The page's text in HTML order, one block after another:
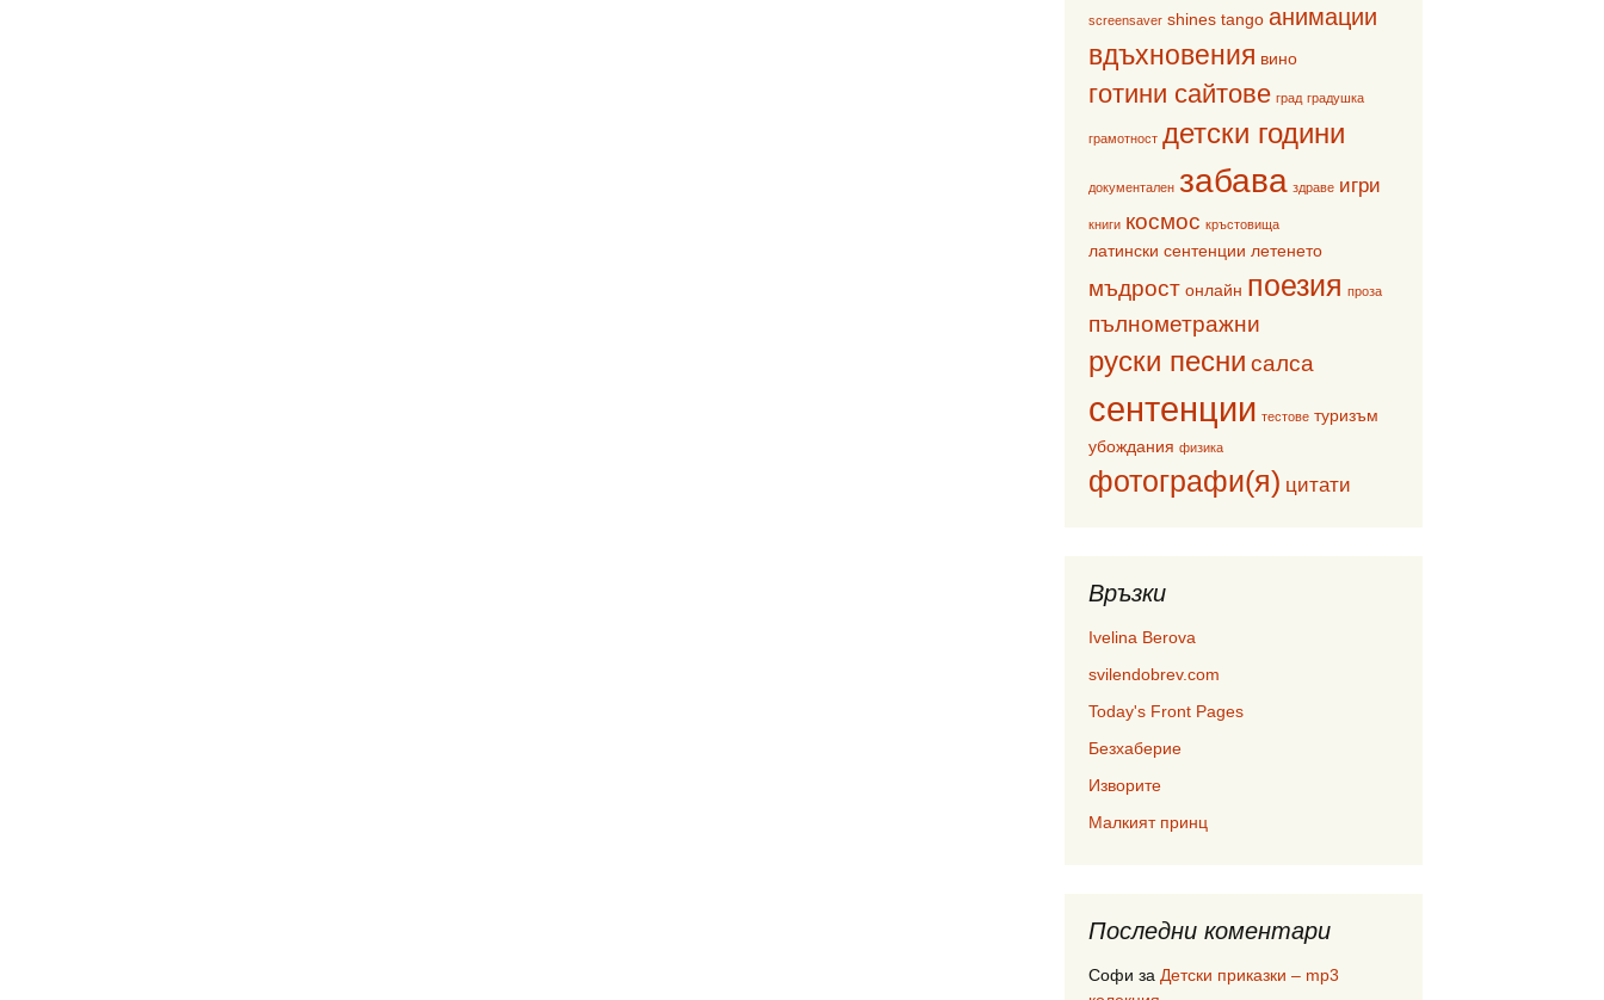
screensaver shines tango анимации
вдъхновения вино
готини сайтове град градушка
грамотност детски години
документален забава здраве игри
книги космос кръстовища
латински сентенции летенето
мъдрост онлайн поезия проза
пълнометражни
руски песни салса
сентенции тестове туризъм
убождания физика
фотографи(я) цитати
Връзки
Ivelina Berova
svilendobrev.com
Today's Front Pages
Безхаберие
Изворите
Малкият принц
Последни коментари
Софи за Детски приказки – mp3